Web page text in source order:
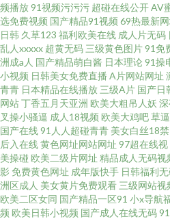
频播放91视频污污污 超碰在线公开AV
选免费视频 国产精品91视频 69热最新
日韩 久草123 福利欧美在线 成人片无码
乱人xxxxx 超黄无码 三级黄色图片91免
洲成a人 国产精品萌白酱 日本理论91操
小视频 日韩美女免费直播 A片网站网址
青青 日本精品在线播放 三级A片 国产日
网站丁香五月天亚洲 欧美大粗吊人妖
叉操小骚逼 成人18视频 欧美大鸡吧草
国产在线91人人超碰青青 美女白丝18禁
后入在线黄色网址网站网址 97超在线视
美操碰 欧美二级片网址 精品成人无码视
影 免费黄色网址 成年版快手 日韩福利
洲区成人 美女黄片免费观看 三级网站视
欧美二区女同 国产精品一区91 小x导航
频 欧美日韩小视频 国产成人在线无码